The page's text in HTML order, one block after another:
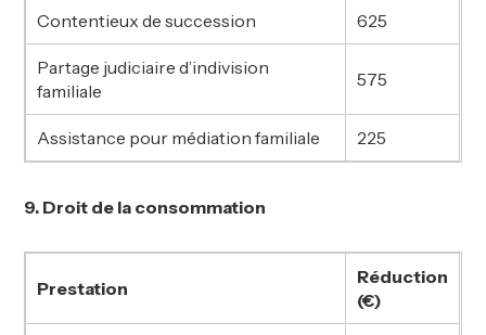
Contentieux de succession 625
Partage judiciaire d’indivision
familiale
575
Assistance pour médiation familiale 225
9. Droit de la consommation
Prestation
Réduction
(€)